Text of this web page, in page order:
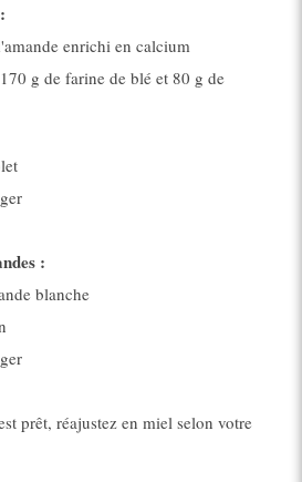
enrichi en calcium
g de farine de blé et 80 g de
:
blanche
prêt, réajustez en miel selon votre